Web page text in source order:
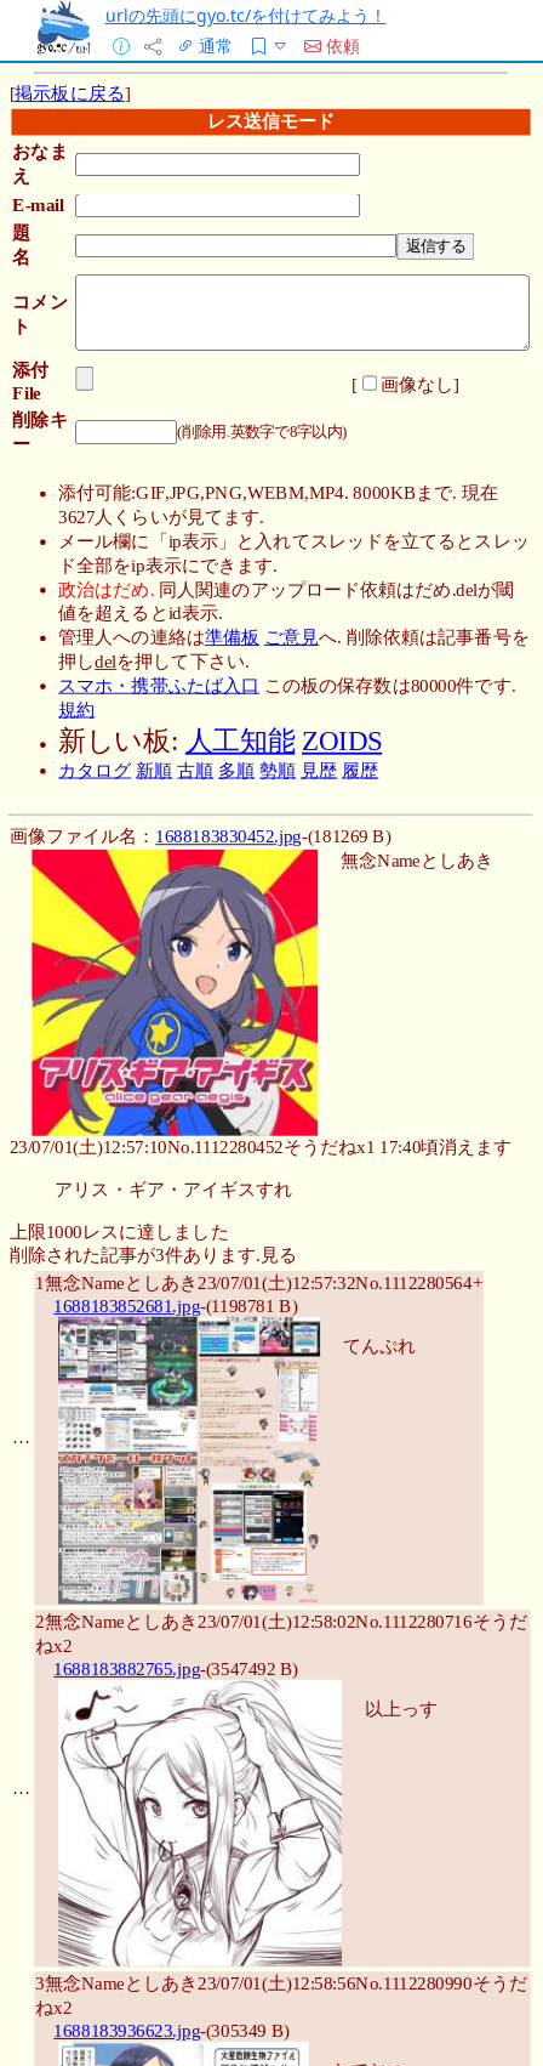
urlの先頭にgyo.tc/を付けてみよう！
通常
依頼